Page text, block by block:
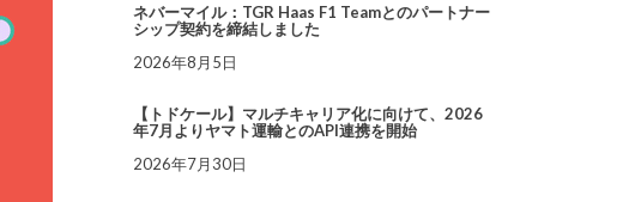
ネバーマイル：TGR Haas F1 Teamとのパートナー
シップ契約を締結しました
2026年8月5日
【トドケール】マルチキャリア化に向けて、2026
年7月よりヤマト運輸とのAPI連携を開始
2026年7月30日